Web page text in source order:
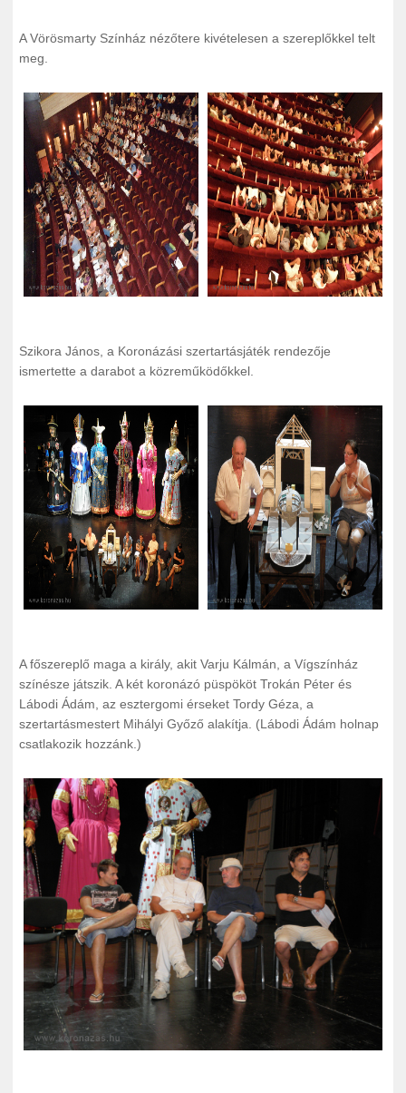
A Vörösmarty Színház nézőtere kivételesen a szereplőkkel telt
meg.
Szikora János, a Koronázási szertartásjáték rendezője
ismertette a darabot a közreműködőkkel.
A főszereplő maga a király, akit Varju Kálmán, a Vígszínház
színésze játszik. A két koronázó püspököt Trokán Péter és
Lábodi Ádám, az esztergomi érseket Tordy Géza, a
szertartásmestert Mihályi Győző alakítja. (Lábodi Ádám holnap
csatlakozik hozzánk.)